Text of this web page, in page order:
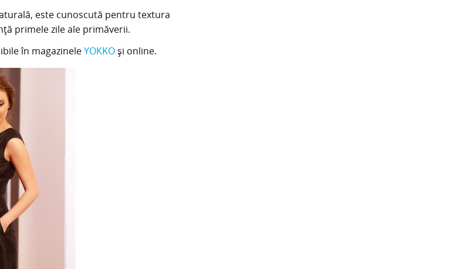
este cunoscută pentru textura
primele zile ale primăverii.
în magazineleYOKKOși online.